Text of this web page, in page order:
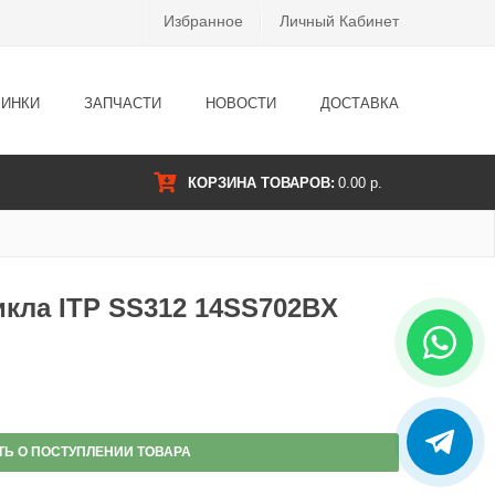
Избранное Личный Кабинет
ЗАПЧАСТИ НОВОСТИ ДОСТАВКА
КОРЗИНА ТОВАРОВ: 0.00 р.
ITP SS312 14SS702BX
О ПОСТУПЛЕНИИ ТОВАРА